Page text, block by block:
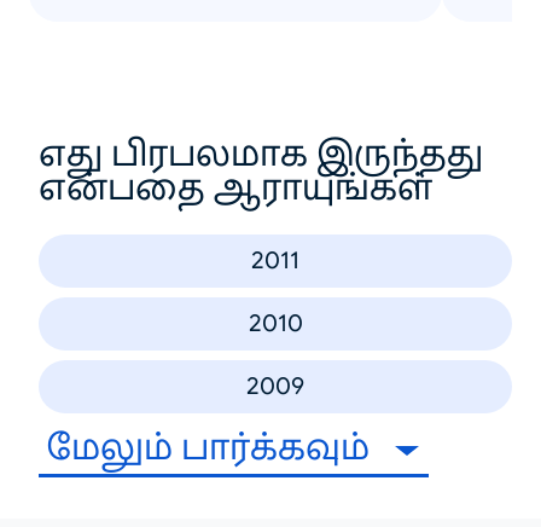
எது பிரபலமாக இருந்தது
என்பதை ஆராயுங்கள்
2011
2010
2009
மேலும் பார்க்கவும்